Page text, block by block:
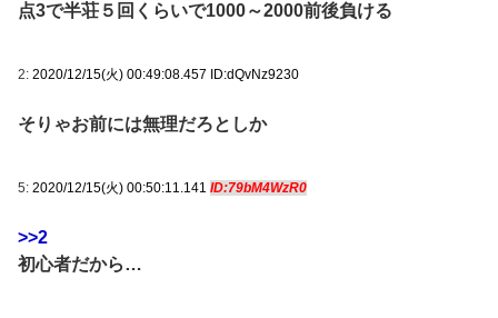
点3で半荘５回くらいで1000～2000前後負ける
2: 2020/12/15(火) 00:49:08.457 ID:dQvNz9230
そりゃお前には無理だろとしか
5: 2020/12/15(火) 00:50:11.141 ID:79bM4WzR0
>>2
初心者だから…